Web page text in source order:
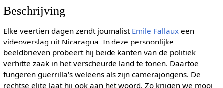
Beschrijving
Elke veertien dagen zendt journalist Emile Fallauxeen
videoverslag uit Nicaragua. In deze persoonlijke
beeldbrieven probeert hij beide kanten van de politiek
verhitte zaak in het verscheurde land te tonen. Daartoe
fungeren guerrilla's weleens als zijn camerajongens. De
rechtse elite laat hij ook aan het woord. Zo krijgen we mooi